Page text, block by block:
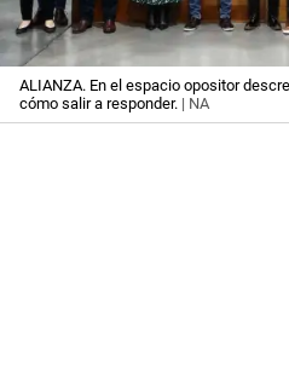
ALIANZA. En el espacio opositor
cómo salir a responder. | NA